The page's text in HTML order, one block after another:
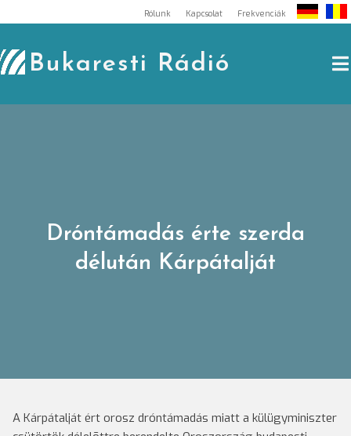
to
content
Rólunk Kapcsolat Frekvenciák
Bukaresti Rádió
Dróntámadás érte szerda
délután Kárpátalját
A Kárpátalját ért orosz dróntámadás miatt a külügyminiszter